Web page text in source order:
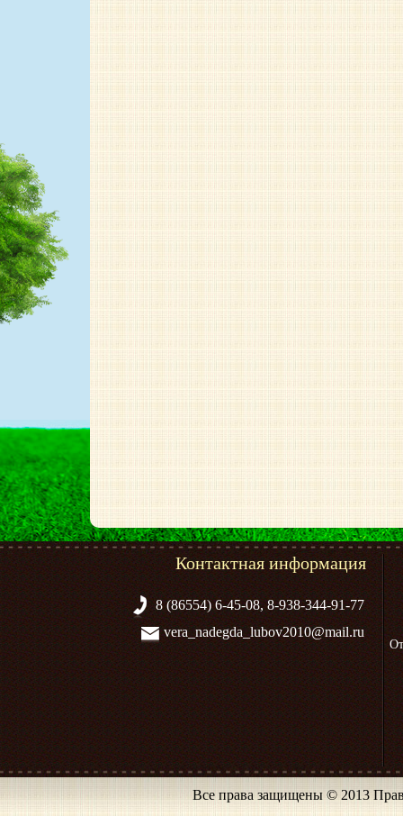
Контактная информация
8 (86554) 6-45-08, 8-938-344-91-77
vera_nadegda_lubov2010@mail.ru
Все права защищены © 2013